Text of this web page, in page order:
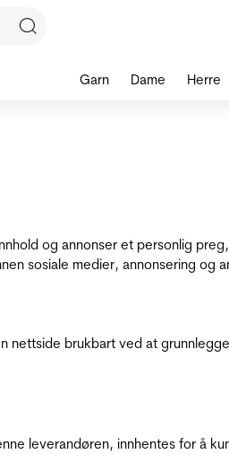
og annonser et personlig
sosiale medier, annonsering og
nettside brukbart ved at
leverandøren, innhentes for å
Garn Dame Herre